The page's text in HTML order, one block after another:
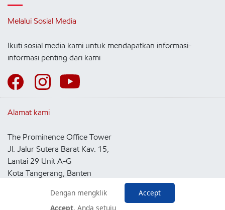
Melalui Sosial Media
Ikuti sosial media kami untuk mendapatkan informasi-
informasi penting dari kami
Alamat kami
The Prominence Office Tower
Jl. Jalur Sutera Barat Kav. 15,
Lantai 29 Unit A-G
Kota Tangerang, Banten
Accept
Dengan mengklik
Accept, Anda setuju